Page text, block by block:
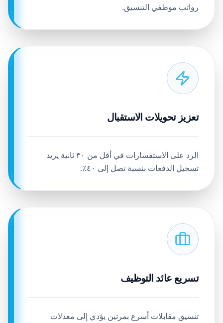
رواتب موظفي التنسيق.
تعزيز تحويلات الاستقبال
الرد على الاستفسارات في أقل من ٣٠ ثانية يزيد
تسجيل الدفعات بنسبة تصل إلى ٤٠٪.
تسريع عائد التوظيف
تنسيق مقابلات أسرع بمرتين يؤدي إلى معدلات